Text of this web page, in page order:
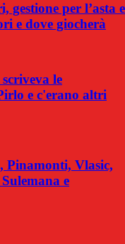
per l’asta e
e dove giocherà
le
e c'erano altri
Pinamonti, Vlasic,
e